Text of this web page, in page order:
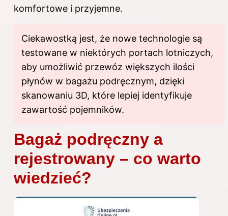
komfortowe i przyjemne.
Ciekawostką jest, że nowe technologie są
testowane w niektórych portach lotniczych,
aby umożliwić przewóz większych ilości
płynów w bagażu podręcznym, dzięki
skanowaniu 3D, które lepiej identyfikuje
zawartość pojemników.
Bagaż podręczny a
rejestrowany – co warto
wiedzieć?